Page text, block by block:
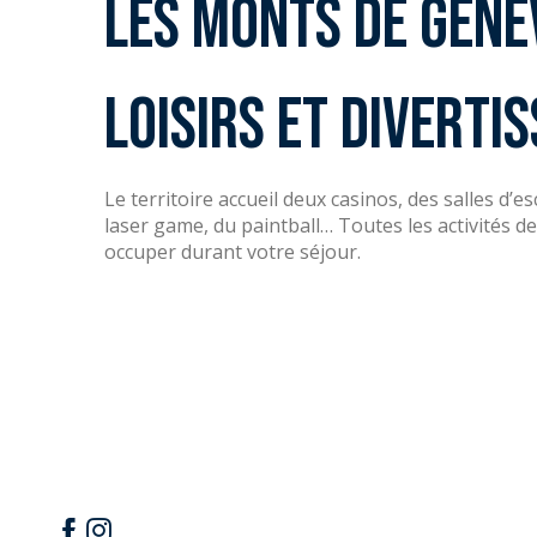
Les Monts de
loisirs et
Le territoire accueil deux casinos, des salles
laser game, du paintball… Toutes les activités
occuper durant votre séjour.